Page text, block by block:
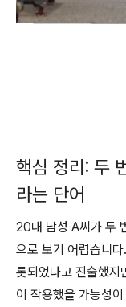
핵심 정리: 두
라는 단어
20대 남성 A씨가 두
으로 보기 어렵습니다
롯되었다고 진술했지
이 작용했을 가능성